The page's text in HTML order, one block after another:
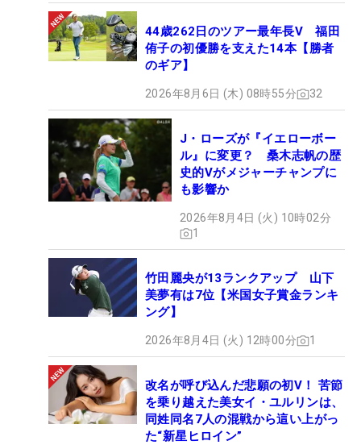
44歳262日のツアー最年長V 福田
侑子の初優勝を支えた14本【勝者
のギア】
2026年8月6日 (木) 08時55分 32
J・ローズが『イエローボー
ル』に変更？ 桑木志帆の歴
史的Vがメジャーチャンプに
も影響か
2026年8月4日 (火) 10時02分
1
竹田麗央が13ランクアップ 山下
美夢有は7位【米国女子賞金ランキ
ング】
2026年8月4日 (火) 12時00分 1
改名が呼び込んだ悲願の初V！ 苦節
を乗り越えた美女イ・ユルリンは、
同姓同名7人の混戦から這い上がっ
た“新星ヒロイン”